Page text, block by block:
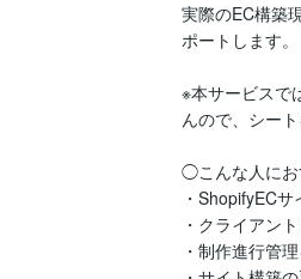
実際のEC構築
ポートします。
※本サービスで
んので、シー
◯こんな人にお
・ShopifyEC
・クライアン
・制作進行管